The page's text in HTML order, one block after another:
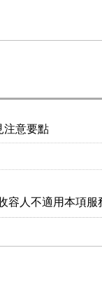
注意要點
容人不適用本項服